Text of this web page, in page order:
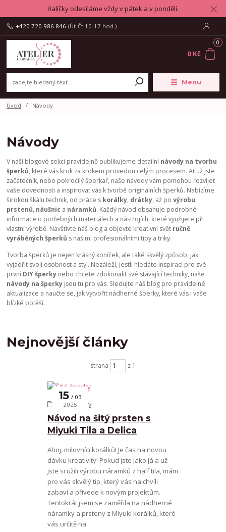
Balíčky odesíláme vždy v pátek a v pondělí.
Menu
+420 720 986 846 (Út-Čt 10-17 hod.)
0
0 Kč
Úvod Návody
Návody
V naší blogové sekci pravidelně publikujeme detailní návody na tvorbu
šperků, které vás krok za krokem provedou celým procesem. Ať už jste
začátečník, nebo pokročilý šperkař, naše návody vám pomohou rozvíjet
vaše dovednosti a inspirovat vás k tvorbě originálních šperků. Nabízíme
širokou škálu technik, od práce s korálky, drátky, až povýrobu
prstenů, náušnic a náramků. Každý návod obsahuje podrobné
informace o potřebných materiálech a nástrojích, které využijete při
vlastní výrobě. Navštivte náš blog a objevte kreativní svět ručně
vyráběných šperků s našimi profesionálními tipy a triky.
Tvorba šperků je nejen krásný koníček, ale také skvělý způsob, jak
vyjádřit svoji osobnost a styl. Nezáleží, jestli hledáte inspiraci pro své
první DIY šperky nebo chcete zdokonalit své stávající techniky, naše
návody na šperky jsou tu pro vás. Sledujte náš blog pro pravidelné
aktualizace a naučte se, jak vytvořit nádherné šperky, které vás i vaše
blízké potěší.
Nejnovější články
strana z 1
Návod na šitý prsten s
Miyuki Tila a Delica
15
03
2025
Šité šperky
Ahoj, milovníci korálků! Je čas na novou
dávku kreativity! Pokud jste jako já a už
jste si užili výrobu náramků z half tila, mám
pro vás skvělý tip, který vás na chvíli
zabaví a přivede k novým projektům.
Tentokrát jsem se zaměřila na nádherné
náramky a prsteny z Miyuki korálků, které
vás určitě na